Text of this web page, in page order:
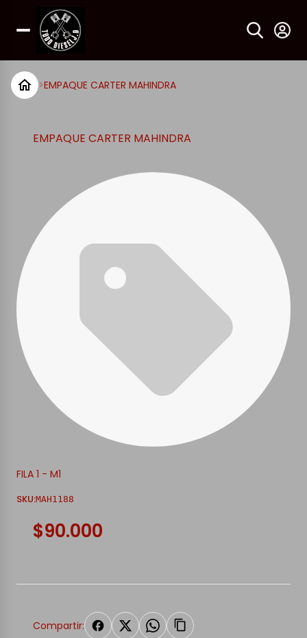
>EMPAQUE CARTER MAHINDRA
EMPAQUE CARTER MAHINDRA
FILA 1 - M1
SKU:MAH1188
$90.000
Compartir: